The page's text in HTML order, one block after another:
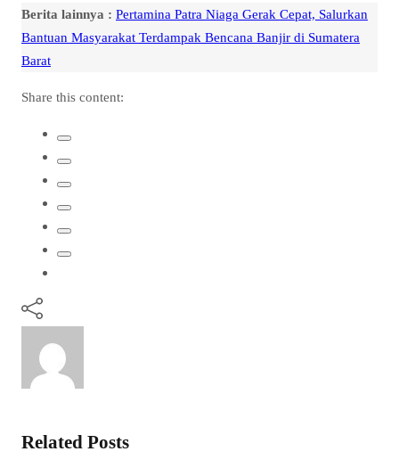
Berita lainnya : Pertamina Patra Niaga Gerak Cepat, Salurkan
Bantuan Masyarakat Terdampak Bencana Banjir di Sumatera
Barat
Share this content:
Related Posts